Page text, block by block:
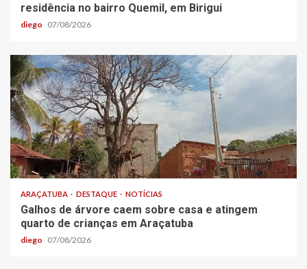
residência no bairro Quemil, em Birigui
diego 07/08/2026
ARAÇATUBA DESTAQUE NOTÍCIAS
Galhos de árvore caem sobre casa e atingem
quarto de crianças em Araçatuba
diego 07/08/2026